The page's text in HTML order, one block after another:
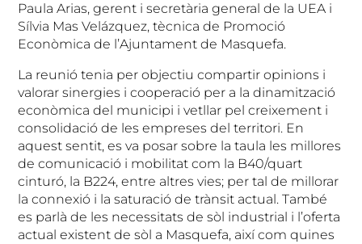
Paula Arias, gerent i secretària general de la UEA i
Sílvia Mas Velázquez, tècnica de Promoció
Econòmica de l’Ajuntament de Masquefa.
La reunió tenia per objectiu compartir opinions i
valorar sinergies i cooperació per a la dinamització
econòmica del municipi i vetllar pel creixement i
consolidació de les empreses del territori. En
aquest sentit, es va posar sobre la taula les millores
de comunicació i mobilitat com la B40/quart
cinturó, la B224, entre altres vies; per tal de millorar
la connexió i la saturació de trànsit actual. També
es parlà de les necessitats de sòl industrial i l’oferta
actual existent de sòl a Masquefa, així com quines